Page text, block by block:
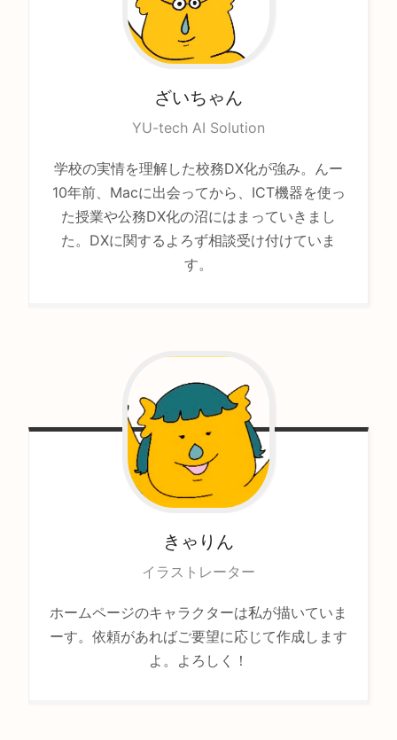
ざいちゃん
YU-tech AI Solution
学校の実情を理解した校務DX化が強み。んー
10年前、Macに出会ってから、ICT機器を使っ
た授業や公務DX化の沼にはまっていきまし
た。DXに関するよろず相談受け付けていま
す。
きゃりん
イラストレーター
ホームページのキャラクターは私が描いていま
ーす。依頼があればご要望に応じて作成します
よ。よろしく！